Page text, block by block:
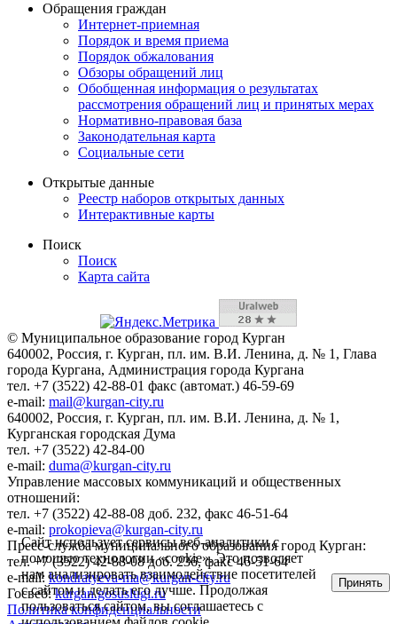
Обращения граждан
Интернет-приемная
Порядок и время приема
Порядок обжалования
Обзоры обращений лиц
Обобщенная информация о результатах
рассмотрения обращений лиц и принятых мерах
Нормативно-правовая база
Законодательная карта
Социальные сети
Открытые данные
Реестр наборов открытых данных
Интерактивные карты
Поиск
Поиск
Карта сайта
© Муниципальное образование город Курган
640002, Россия, г. Курган, пл. им. В.И. Ленина, д. № 1, Глава
города Кургана, Администрация города Кургана
тел. +7 (3522) 42-88-01 факс (автомат.) 46-59-69
e-mail: mail@kurgan-city.ru
640002, Россия, г. Курган, пл. им. В.И. Ленина, д. № 1,
Курганская городская Дума
тел. +7 (3522) 42-84-00
e-mail: duma@kurgan-city.ru
Управление массовых коммуникаций и общественных
отношений:
тел. +7 (3522) 42-88-08 доб. 232, факс 46-51-64
e-mail: prokopieva@kurgan-city.ru
Пресс-служба муниципального образования город Курган:
тел. +7 (3522) 42-88-08 доб. 236, факс 46-51-64
e-mail:kondratyeva-ma@kurgan-city.ru
Госвеб:kurgan.gosuslugi.ru
Политика конфиденциальности
Сайт использует сервисы веб-аналитики с
помощью технологии «cookie». Это позволяет
нам анализировать взаимодействие посетителей
с сайтом и делать его лучше. Продолжая
пользоваться сайтом, вы соглашаетесь с
Принять